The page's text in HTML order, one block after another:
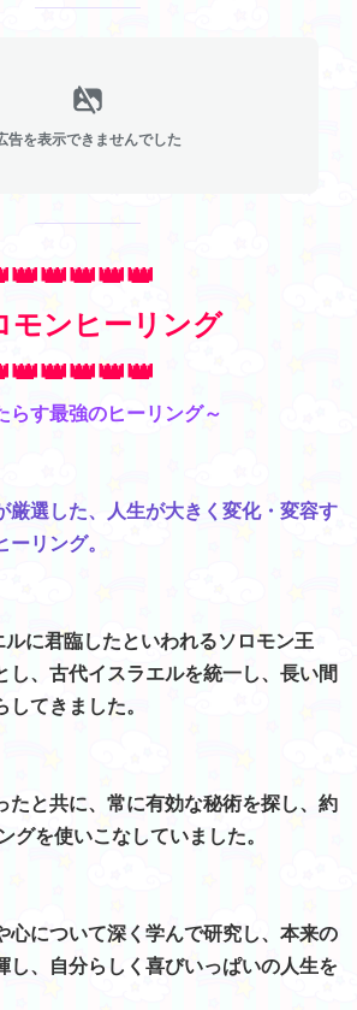
告を表示できませんでした
モン ヒーリング
らす最強のヒーリング～
厳選した、人生が大きく変化・変容す
リング。
に君臨したといわれるソロモン王
し、古代イスラエルを統一し、長い間
てきました。
たと共に、常に有効な秘術を探し、 約
グを使いこなしていました。
心について深く学んで研究し、本来の
し、自分らしく喜びいっぱいの人生を